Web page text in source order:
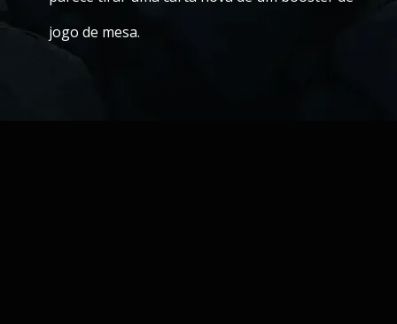
jogo de mesa.